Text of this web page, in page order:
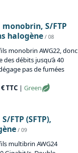
monobrin, S/FTP
halogène / 08
monobrin AWG22, donc
débits jusqu’à 40
pas de fumées
TTC | Green
FTP (SFTP),
/ 09
multibrin AWG24